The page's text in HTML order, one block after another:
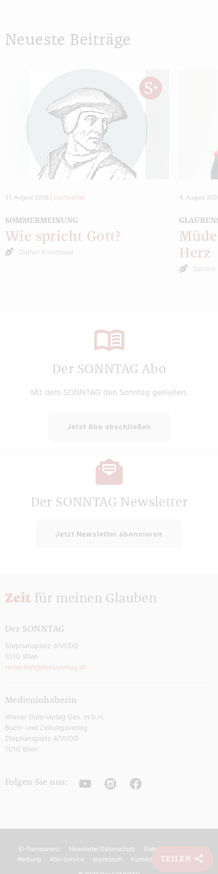
TEILEN
Neueste Beiträge
31. August 2026 Spiritualität
SOMMERMEINUNG
Wie spricht Gott?
Stefan Kronthaler
4. August
Herz
Sandra
Der SONNTAG Abo
Mit dem SONNTAG den Sonntag genießen.
Jetzt Abo abschließen
Der SONNTAG Newsletter
Jetzt Newsletter abonnieren
Zeit für meinen Glauben
Der SONNTAG
Stephansplatz 4/VI/DG
1010 Wien
redaktion@dersonntag.at
Medieninhaberin
Wiener Dom-Verlag Ges. m.b.H.
Buch- und Zeitungsverlag
Stephansplatz 4/VI/DG
1010 Wien
Folgen Sie uns: YoutubeInstagramFacebook
KI-Transparenz Newsletter Datenschutz Datenschutz
Werbung
Abo-Service Impressum Kontakt Barrierefreiheit